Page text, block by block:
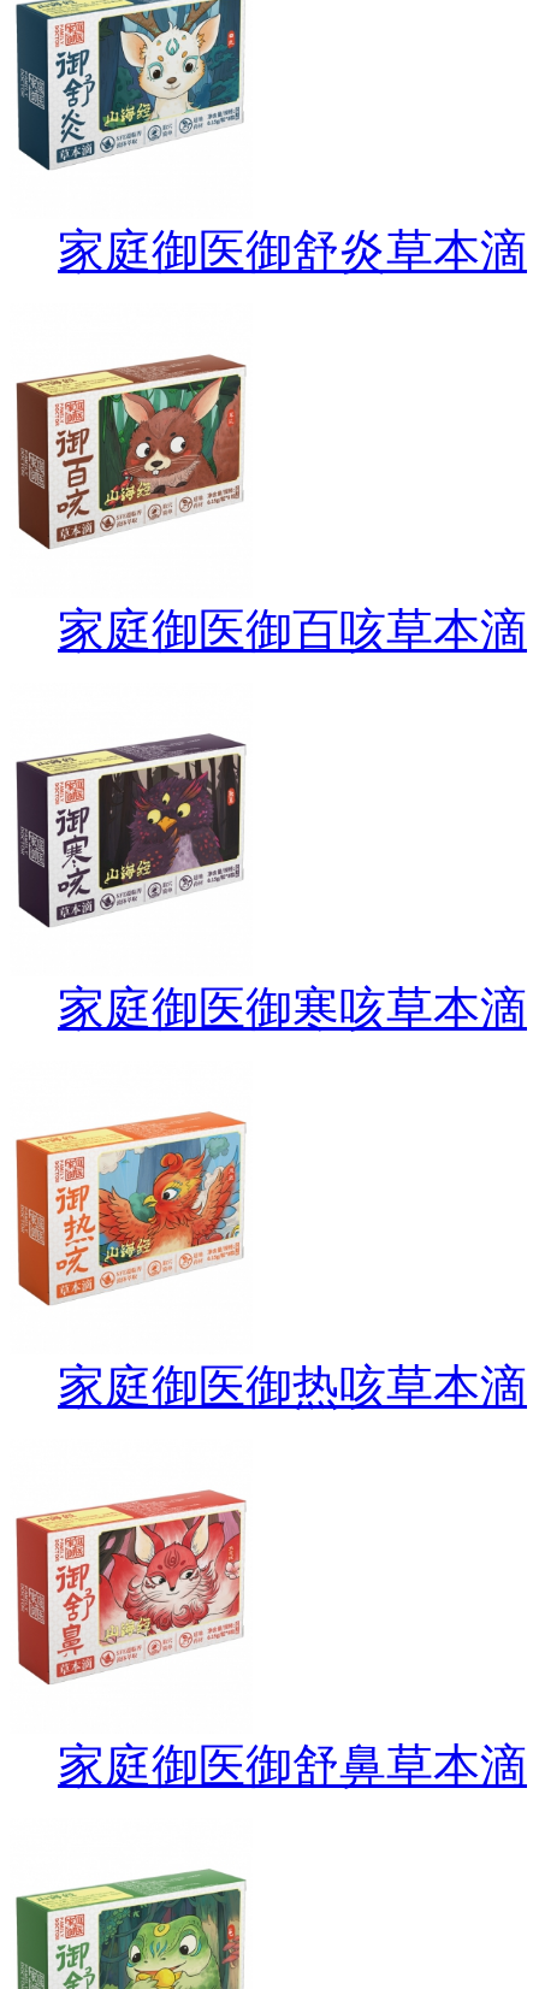
家庭御医御舒炎草本滴
家庭御医御百咳草本滴
家庭御医御寒咳草本滴
家庭御医御热咳草本滴
家庭御医御舒鼻草本滴